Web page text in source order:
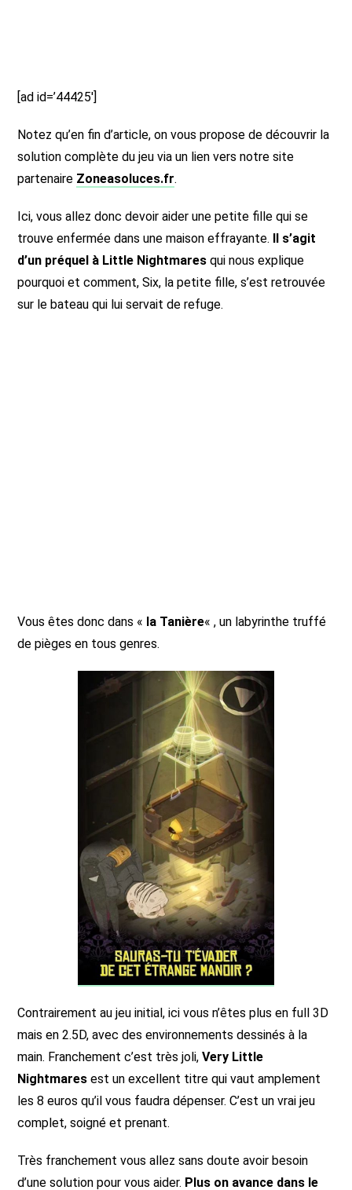
[ad id=’44425′]
Notez qu’en fin d’article, on vous propose de découvrir la
solution complète du jeu via un lien vers notre site
partenaire Zoneasoluces.fr.
Ici, vous allez donc devoir aider une petite fille qui se
trouve enfermée dans une maison effrayante. Il s’agit
d’un préquel à Little Nightmares qui nous explique
pourquoi et comment, Six, la petite fille, s’est retrouvée
sur le bateau qui lui servait de refuge.
Vous êtes donc dans « la Tanière« , un labyrinthe truffé
de pièges en tous genres.
Contrairement au jeu initial, ici vous n’êtes plus en full 3D
mais en 2.5D, avec des environnements dessinés à la
main. Franchement c’est très joli,Very Little
Nightmares est un excellent titre qui vaut amplement
les 8 euros qu’il vous faudra dépenser. C’est un vrai jeu
complet, soigné et prenant.
Très franchement vous allez sans doute avoir besoin
d’une solution pour vous aider. Plus on avance dans le